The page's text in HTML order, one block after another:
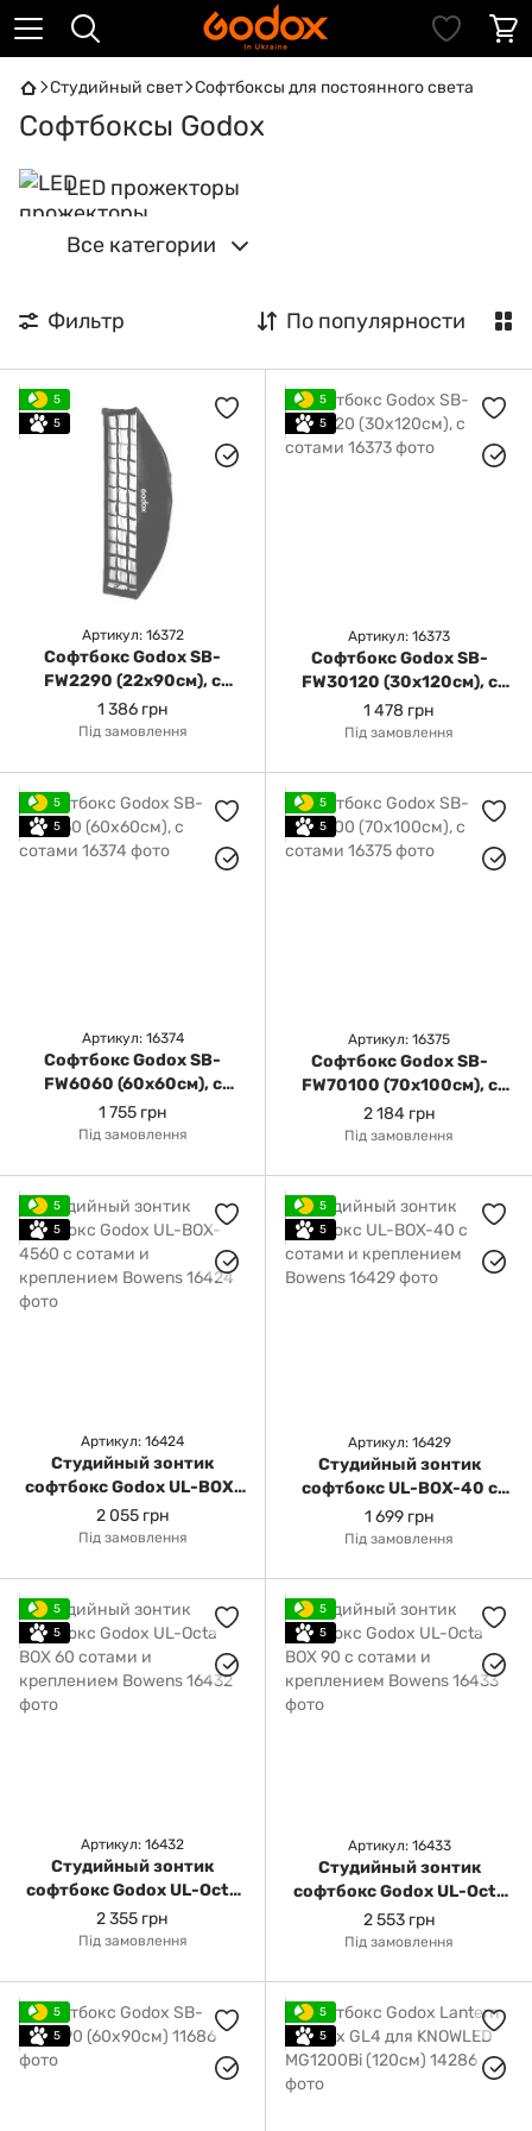
Студийный свет Софтбоксы для постоянного света
Софтбоксы Godox
LED прожекторы
Все категории
Фильтр По популярности
5
5
Артикул: 16372
Софтбокс Godox SB-
FW2290 (22x90см), с
сотами
1 386 грн
Під замовлення
5
5
Артикул: 16373
Софтбокс Godox SB-
FW30120 (30x120см), с
сотами
1 478 грн
Під замовлення
5
5
Артикул: 16374
Софтбокс Godox SB-
FW6060 (60x60см), с
сотами
1 755 грн
Під замовлення
5
5
Артикул: 16375
Софтбокс Godox SB-
FW70100 (70x100см), с
сотами
2 184 грн
Під замовлення
5
5
Артикул: 16424
Студийный зонтик
софтбокс Godox UL-BOX-
4560 с сотами и
креплением Bowens
2 055 грн
Під замовлення
5
5
Артикул: 16429
Студийный зонтик
софтбокс UL-BOX-40 с
сотами и креплением
Bowens
1 699 грн
Під замовлення
5
5
Артикул: 16432
Студийный зонтик
софтбокс Godox UL-Octa
BOX 60 сотами и
креплением Bowens
2 355 грн
Під замовлення
5
5
Артикул: 16433
Студийный зонтик
софтбокс Godox UL-Octa
BOX 90 с сотами и
креплением Bowens
2 553 грн
Під замовлення
5
5
5
5